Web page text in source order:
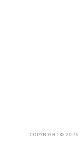
COPYRIGHT © 2026